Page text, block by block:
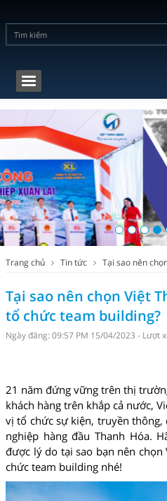
Toggle
navigation
Trang chủ Tin tức Tại sao nên
Tại sao nên chọn Việt
tổ chức team building?
Ngày đăng: 09:57 PM 15/04/2023 - Lượt
21 năm đứng vững trên thị
khách hàng trên khắp cả nước,
vị tổ chức sự kiện, truyền thông,
nghiệp hàng đầu Thanh Hóa.
được lý do tại sao bạn nên
chức team building nhé!